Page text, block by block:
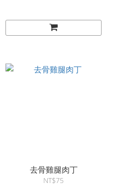
去骨雞腿肉丁
NT$75